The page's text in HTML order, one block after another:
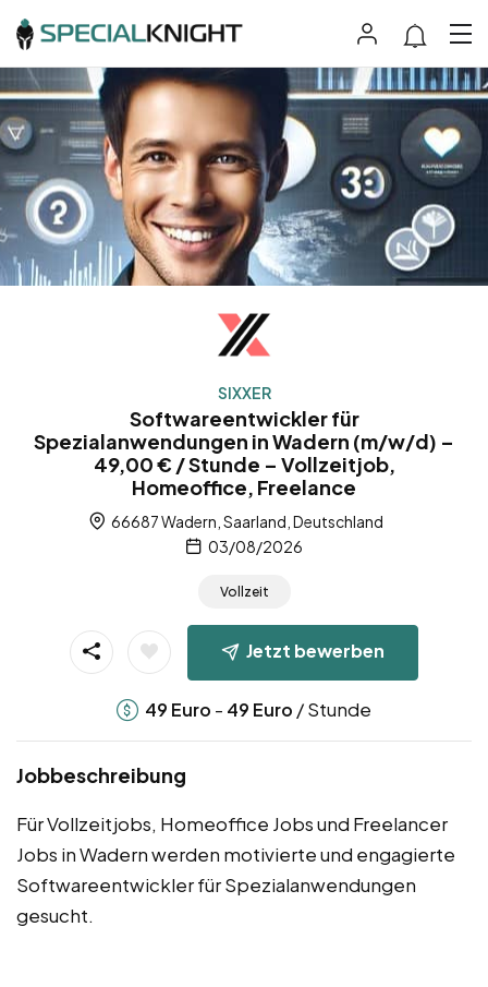
SIXXER
Softwareentwickler für
Spezialanwendungen in Wadern (m/w/d) –
49,00 € / Stunde – Vollzeitjob,
Homeoffice, Freelance
66687 Wadern, Saarland, Deutschland
03/08/2026
Vollzeit
Jetzt bewerben
49 Euro - 49 Euro / Stunde
Jobbeschreibung
Für Vollzeitjobs, Homeoffice Jobs und Freelancer
Jobs in Wadern werden motivierte und engagierte
Softwareentwickler für Spezialanwendungen
gesucht.